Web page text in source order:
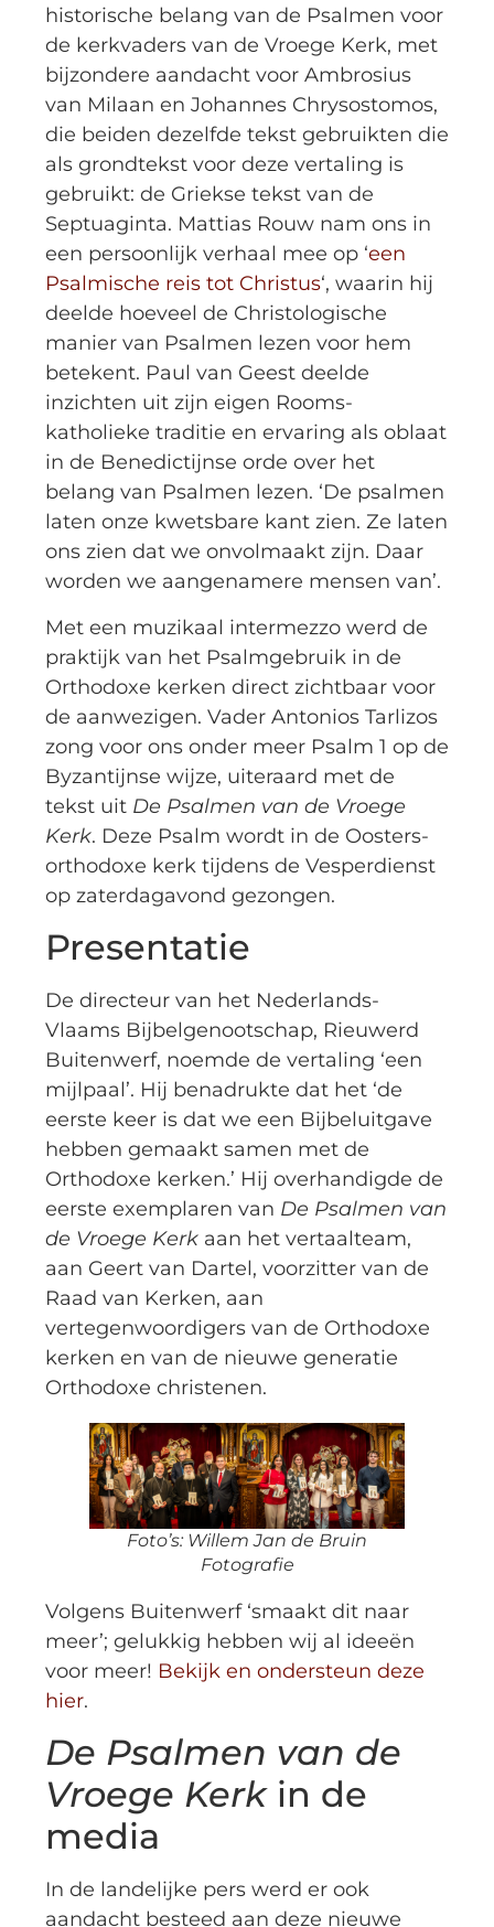
historische belang van de Psalmen voor
de kerkvaders van de Vroege Kerk, met
bijzondere aandacht voor Ambrosius
van Milaan en Johannes Chrysostomos,
die beiden dezelfde tekst gebruikten die
als grondtekst voor deze vertaling is
gebruikt: de Griekse tekst van de
Septuaginta. Mattias Rouw nam ons in
een persoonlijk verhaal mee op ‘een
Psalmische reis tot Christus‘, waarin hij
deelde hoeveel de Christologische
manier van Psalmen lezen voor hem
betekent. Paul van Geest deelde
inzichten uit zijn eigen Rooms-
katholieke traditie en ervaring als oblaat
in de Benedictijnse orde over het
belang van Psalmen lezen. ‘De psalmen
laten onze kwetsbare kant zien. Ze laten
ons zien dat we onvolmaakt zijn. Daar
worden we aangenamere mensen van’.
Met een muzikaal intermezzo werd de
praktijk van het Psalmgebruik in de
Orthodoxe kerken direct zichtbaar voor
de aanwezigen. Vader Antonios Tarlizos
zong voor ons onder meer Psalm 1 op de
Byzantijnse wijze, uiteraard met de
tekst uit De Psalmen van de Vroege
Kerk. Deze Psalm wordt in de Oosters-
orthodoxe kerk tijdens de Vesperdienst
op zaterdagavond gezongen.
Presentatie
De directeur van het Nederlands-
Vlaams Bijbelgenootschap, Rieuwerd
Buitenwerf, noemde de vertaling ‘een
mijlpaal’. Hij benadrukte dat het ‘de
eerste keer is dat we een Bijbeluitgave
hebben gemaakt samen met de
Orthodoxe kerken.’ Hij overhandigde de
eerste exemplaren van De Psalmen van
de Vroege Kerk aan het vertaalteam,
aan Geert van Dartel, voorzitter van de
Raad van Kerken, aan
vertegenwoordigers van de Orthodoxe
kerken en van de nieuwe generatie
Orthodoxe christenen.
Foto’s: Willem Jan de Bruin
Fotografie
Volgens Buitenwerf ‘smaakt dit naar
meer’; gelukkig hebben wij al ideeën
voor meer! Bekijk en ondersteun deze
hier.
De Psalmen van de
Vroege Kerkin de
media
In de landelijke pers werd er ook
aandacht besteed aan deze nieuwe